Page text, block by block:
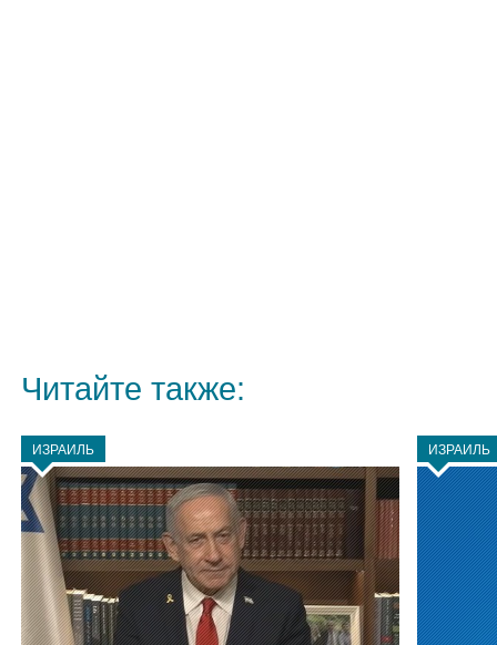
Читайте также:
ИЗРАИЛЬ ИЗРАИЛЬ